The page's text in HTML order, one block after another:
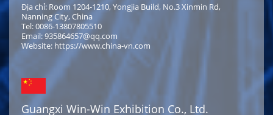
Địa chỉ: Room 1204-1210, Yongjia Build, No.3 Xinmin Rd,
Nanning City, China
Tel: 0086-13807805510
Email: 935864657@qq.com
Website: https://www.china-vn.com
Guangxi Win-Win Exhibition Co., Ltd.